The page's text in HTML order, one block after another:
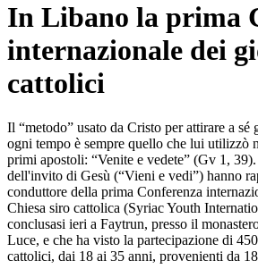
In Libano la prima
internazionale dei
cattolici
Il “metodo” usato da Cristo per attirare a
ogni tempo è sempre quello che lui utilizzò
primi apostoli: “Venite e vedete” (Gv 1, 39).
dell'invito di Gesù (“Vieni e vedi”) hanno
conduttore della prima Conferenza
Chiesa siro cattolica (Syriac Youth
conclusasi ieri a Faytrun, presso il
Luce, e che ha visto la partecipazione di
cattolici, dai 18 ai 35 anni, provenienti da